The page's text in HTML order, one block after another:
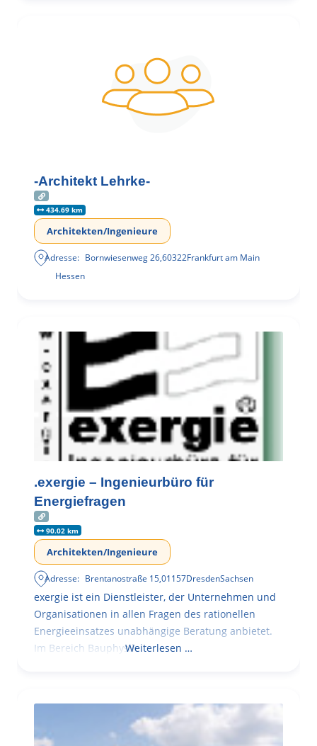
-Architekt Lehrke-
434.69 km
Architekten/Ingenieure
Adresse: Bornwiesenweg 26,60322Frankfurt am Main
Hessen
.exergie – Ingenieurbüro für
Energiefragen
90.02 km
Architekten/Ingenieure
Adresse: Brentanostraße 15,01157DresdenSachsen
exergie ist ein Dienstleister, der Unternehmen und
Organisationen in allen Fragen des rationellen
Energieeinsatzes unabhängige Beratung anbietet.
Im Bereich BauphysikWeiterlesen …